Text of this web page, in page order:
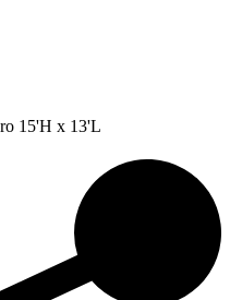
15'H x 13'L